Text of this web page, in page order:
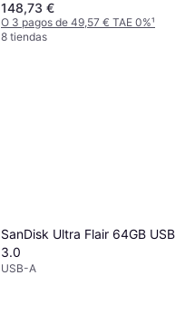
Stainless Steel R280 256GB
148,73 €
O 3 pagos de 49,57 € TAE 0%¹
8 tiendas
SanDisk Ultra Flair 64GB USB
3.0
USB-A